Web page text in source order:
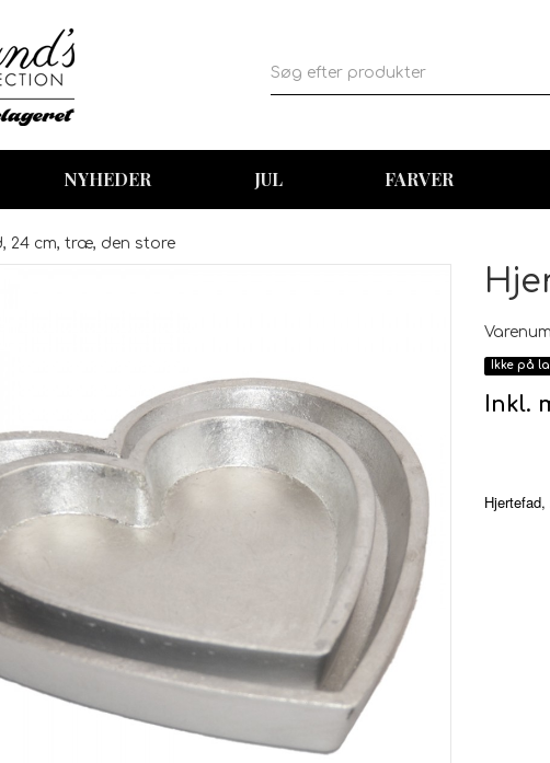
NYHEDER JUL FARVER
24 cm, træ, den store
Ikke på
Inkl.